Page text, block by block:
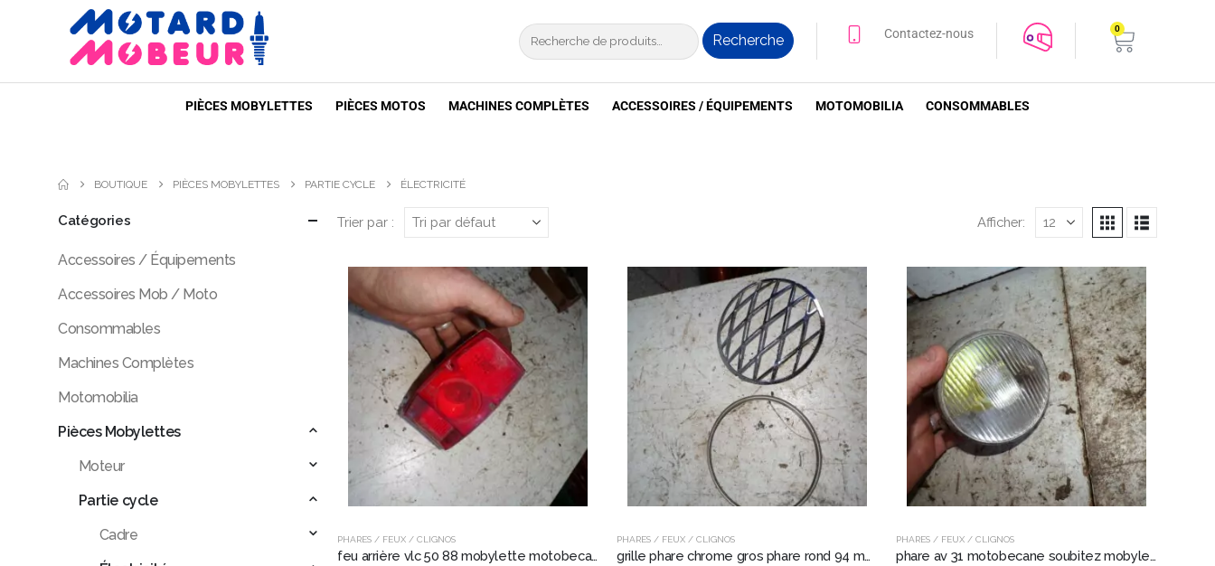
Recherche Contactez-nous 0
PIÈCES MOBYLETTES PIÈCES MOTOS MACHINES COMPLÈTES ACCESSOIRES / ÉQUIPEMENTS MOTOMOBILIA CONSOMMABLES
BOUTIQUE PIÈCES MOBYLETTES PARTIE CYCLE ÉLECTRICITÉ
Trier par : Afficher:
PHARES / FEUX / CLIGNOS
feu arrière vlc 50 88 mobylette motobecane 7526
PHARES / FEUX / CLIGNOS
grille phare chrome gros phare rond 94 mobylette motobecane 7526
PHARES / FEUX / CLIGNOS
phare av 31 motobecane soubitez mobylette 8526
Catégories
Accessoires / Équipements
Accessoires Mob / Moto
Consommables
Machines Complètes
Motomobilia
Pièces Mobylettes
Moteur
Partie cycle
Cadre